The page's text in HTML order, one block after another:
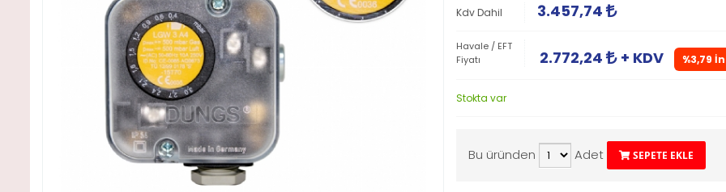
Kdv Dahil 3.457,74
Havale / EFT
Fiyatı
2.772,24 + KDV %3,79
Stokta var
Bu üründen Adet SEPETE EKLE